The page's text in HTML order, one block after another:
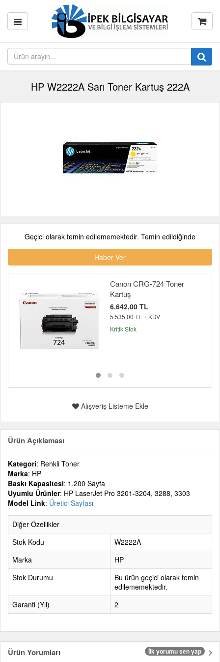
HP W2222A Sarı Toner Kartuş 222A
Geçici olarak temin edilememektedir. Temin edildiğinde
Haber Ver
Canon CRG-724 Toner
Kartuş
6.642,00 TL
5.535,00 TL + KDV
Kritik Stok
Alışveriş Listeme Ekle
Ürün Açıklaması
Kategori: Renkli Toner
Marka: HP
Baskı Kapasitesi: 1.200 Sayfa
Uyumlu Ürünler: HP LaserJet Pro 3201-3204, 3288, 3303
Model Link: Üretici Sayfası
Diğer Özellikler
Stok Kodu
W2222A
Marka
HP
Stok Durumu
Bu ürün geçici olarak temin
edilememektedir.
Garanti (Yıl)
2
Ürün Yorumları İlk yorumu sen yap